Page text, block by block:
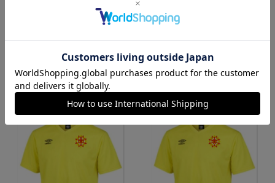
【（必須）アカデミー】トレー
ニングハーフパンツ（移動用）
6,490円
【（必須）アカデミー】FP＆GK